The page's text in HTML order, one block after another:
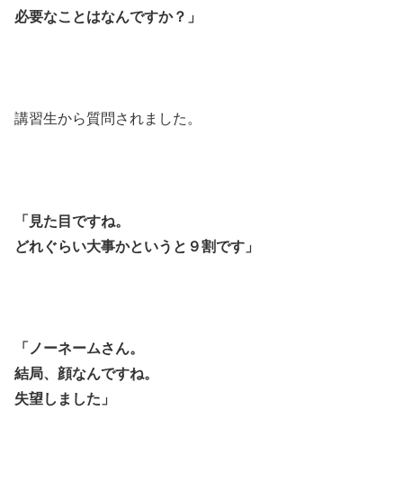
必要なことはなんですか？」
講習生から質問されました。
「見た目ですね。
どれぐらい大事かというと９割です」
「ノーネームさん。
結局、顔なんですね。
失望しました」